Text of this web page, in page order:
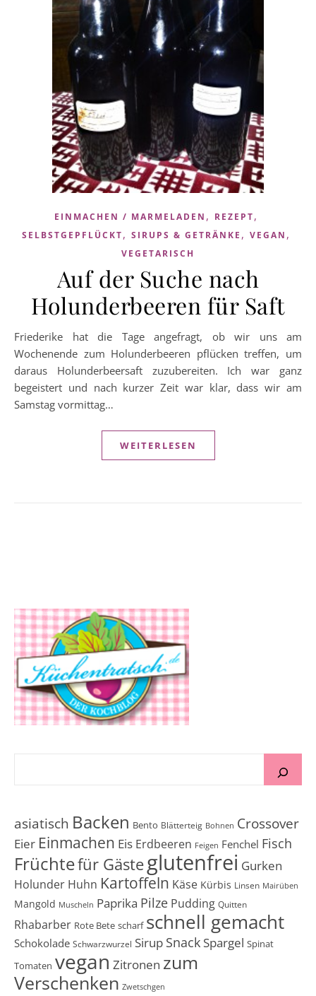
EINMACHEN / MARMELADEN , REZEPT,
SELBSTGEPFLÜCKT, SIRUPS & GETRÄNKE , VEGAN ,
VEGETARISCH
Auf der Suche nach
Holunderbeeren für Saft
Friederike hat die Tage angefragt, ob wir uns am
Wochenende zum Holunderbeeren pflücken treffen, um
daraus Holunderbeersaft zuzubereiten. Ich war ganz
begeistert und nach kurzer Zeit war klar, dass wir am
Samstag vormittag…
WEITERLESEN
asiatisch Backen Bento Blätterteig Bohnen Crossover
Eier Einmachen Eis Erdbeeren Feigen Fenchel Fisch
Früchtefür Gästeglutenfrei Gurken
Holunder Huhn Kartoffeln Käse Kürbis Linsen Mairüben
Mangold Muscheln Paprika Pilze Pudding Quitten
Rhabarber Rote Bete scharf schnell gemacht
Schokolade Schwarzwurzel Sirup Snack Spargel Spinat
Tomaten vegan Zitronen zum
Verschenken Zwetschgen